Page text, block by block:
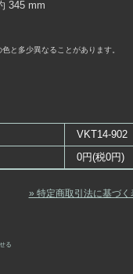
345 mm
と多少異なることがあります。
VKT14-902
0円(税0円)
» 特定商取引法に基づ
る